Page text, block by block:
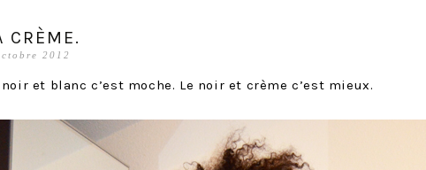
CRÈME.
2012
noir et blanc c’est moche. Le noir et crème c’est mieux.